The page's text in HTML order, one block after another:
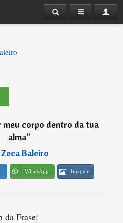
meu corpo dentro da tua
alma”
Zeca Baleiro
WhatsApp Imagem
da Frase: